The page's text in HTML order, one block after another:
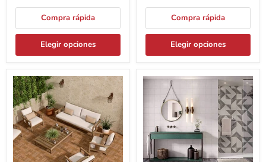
Compra rápida
Elegir opciones
Compra rápida
Elegir opciones